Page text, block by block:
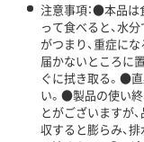
注意事項：●本品
って食べると、水
がつまり、重症に
届かないところに
ぐに拭き取る。●
い。●製品の使い
とがございますが
収すると膨らみ、